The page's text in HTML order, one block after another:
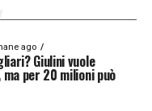
ago
Giulini vuole
per 20 milioni può